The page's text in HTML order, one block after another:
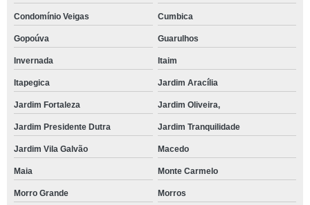
Condomínio Veigas Cumbica
Gopoúva Guarulhos
Invernada Itaim
Itapegica Jardim Aracília
Jardim Fortaleza Jardim Oliveira,
Jardim Presidente Dutra Jardim Tranquilidade
Jardim Vila Galvão Macedo
Maia Monte Carmelo
Morro Grande Morros